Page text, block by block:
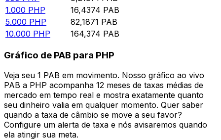
1.000 PHP 16,4374 PAB
5.000 PHP 82,1871 PAB
10.000 PHP 164,374 PAB
Gráfico de PAB para PHP
Veja seu 1 PAB em movimento. Nosso gráfico ao vivo
PAB a PHP acompanha 12 meses de taxas médias de
mercado em tempo real e mostra exatamente quanto
seu dinheiro valia em qualquer momento. Quer saber
quando a taxa de câmbio se move a seu favor?
Configure um alerta de taxa e nós avisaremos quando
ela atingir sua meta.